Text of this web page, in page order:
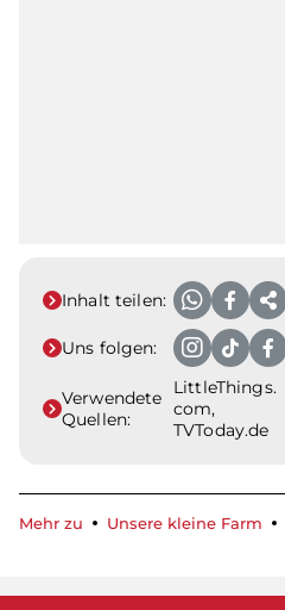
Inhalt teilen:
Uns folgen:
Verwendete
Quellen:
LittleThings.
com,
TVToday.de
Mehr zu Unsere kleine Farm